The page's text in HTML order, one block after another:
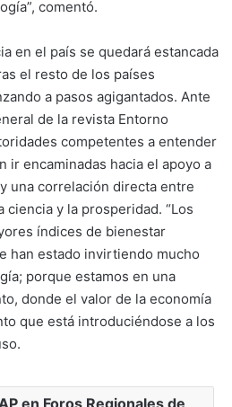
comentó.
en el país se quedará estancada
el resto de los países
a pasos agigantados. Ante
de la revista Entorno
competentes a entender
ir encaminadas hacia el apoyo a
una correlación directa entre
y la prosperidad. “Los
índices de bienestar
han estado invirtiendo mucho
porque estamos en una
donde el valor de la economía
que está introduciéndose a los